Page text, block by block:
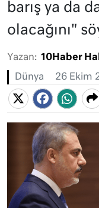
barış ya da
olacağını"
Yazan: 10Haber
Dünya 26 Ekim